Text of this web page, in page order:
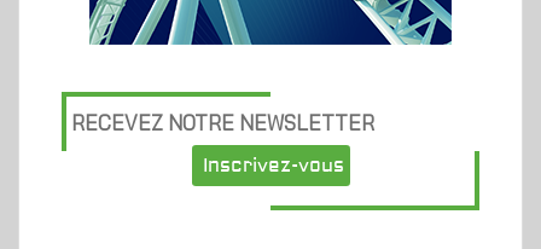
RECEVEZ NOTRE NEWSLETTER
Inscrivez-vous